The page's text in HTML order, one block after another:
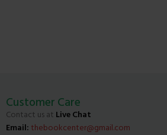
Customer Care
Contact us at Live Chat
Email: thebookcenter@gmail.com